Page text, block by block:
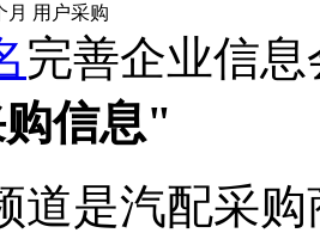
月 用户采购
完善企业信
信息"
道是汽配采